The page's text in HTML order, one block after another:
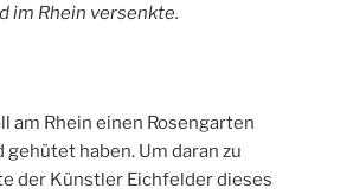
im Rhein versenkte.
am Rhein einen Rosengarten
gehütet haben. Um daran zu
der Künstler Eichfelder dieses